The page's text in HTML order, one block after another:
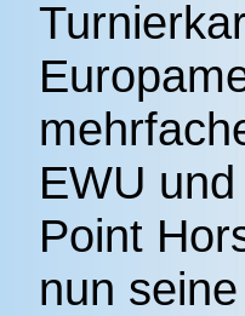
EWU
Point
nun seine